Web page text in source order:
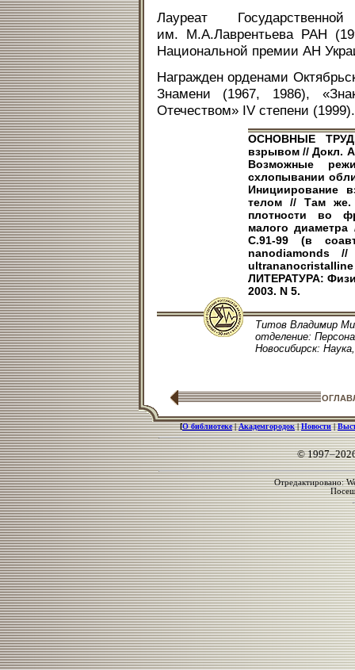
Лауреат
им. М.А.Лаврентьева РАН
Национальной премии АН
Награжден орденами
Знамени (1967, 1986),
Отечеством» IV степени (1999).
ОСНОВНЫЕ
взрывом // Докл.
Возможные
схлопывании
Инициирование
телом // Там же.
плотности во
малого
С.91-99 (в
nanodiamonds
ultrananocristalline
ЛИТЕРАТУРА:
2003. N 5.
Титов Владимир
отделение:
Новосибирск:
[О библиотеке|Академгородок|Новости|
©
Отредактировано: